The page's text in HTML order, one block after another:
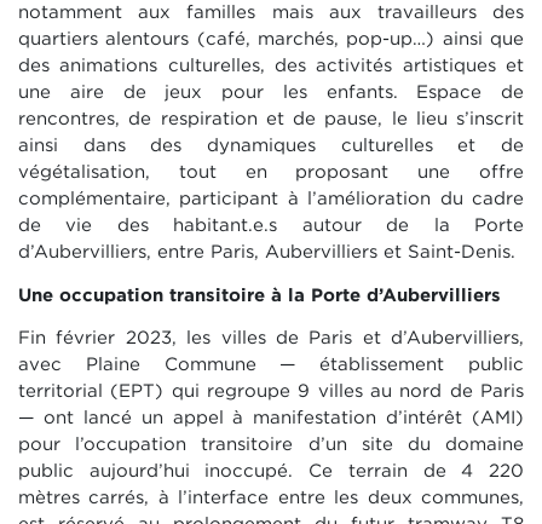
notamment aux familles mais aux travailleurs des
quartiers alentours (café, marchés, pop-up…) ainsi que
des animations culturelles, des activités artistiques et
une aire de jeux pour les enfants. Espace de
rencontres, de respiration et de pause, le lieu s’inscrit
ainsi dans des dynamiques culturelles et de
végétalisation, tout en proposant une offre
complémentaire, participant à l’amélioration du cadre
de vie des habitant.e.s autour de la Porte
d’Aubervilliers, entre Paris, Aubervilliers et Saint-Denis.
Une occupation transitoire à la Porte d’Aubervilliers
Fin février 2023, les villes de Paris et d’Aubervilliers,
avec Plaine Commune — établissement public
territorial (EPT) qui regroupe 9 villes au nord de Paris
— ont lancé un appel à manifestation d’intérêt (AMI)
pour l’occupation transitoire d’un site du domaine
public aujourd’hui inoccupé. Ce terrain de 4 220
mètres carrés, à l’interface entre les deux communes,